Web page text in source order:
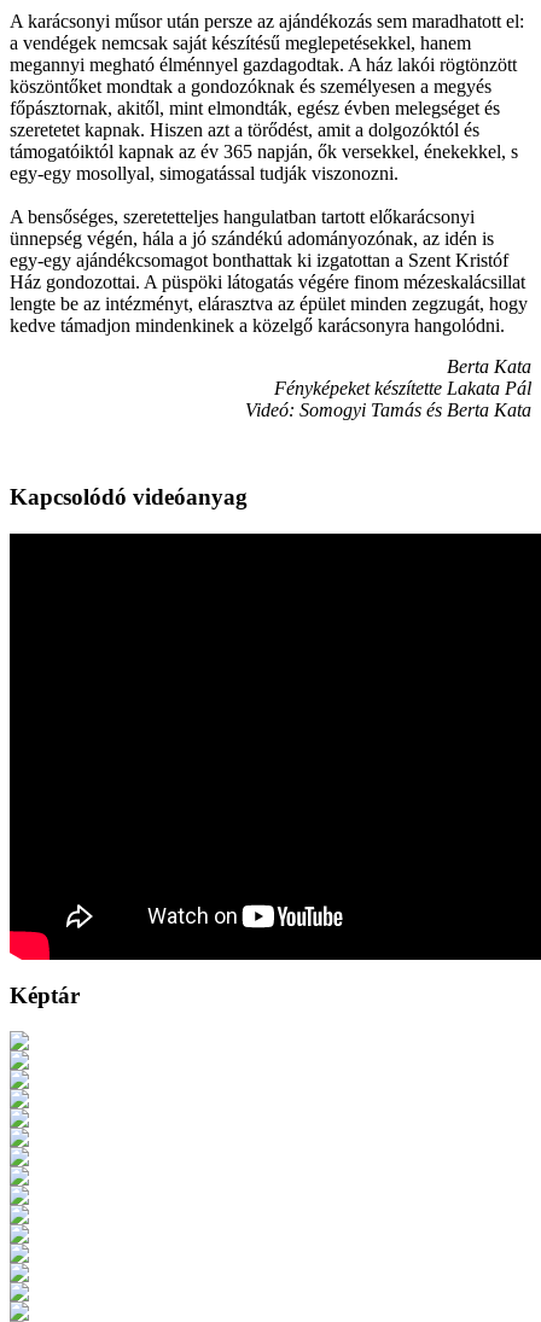
A karácsonyi műsor után persze az ajándékozás sem maradhatott el:
a vendégek nemcsak saját készítésű meglepetésekkel, hanem
megannyi megható élménnyel gazdagodtak. A ház lakói rögtönzött
köszöntőket mondtak a gondozóknak és személyesen a megyés
főpásztornak, akitől, mint elmondták, egész évben melegséget és
szeretetet kapnak. Hiszen azt a törődést, amit a dolgozóktól és
támogatóiktól kapnak az év 365 napján, ők versekkel, énekekkel, s
egy-egy mosollyal, simogatással tudják viszonozni.
A bensőséges, szeretetteljes hangulatban tartott előkarácsonyi
ünnepség végén, hála a jó szándékú adományozónak, az idén is
egy-egy ajándékcsomagot bonthattak ki izgatottan a Szent Kristóf
Ház gondozottai. A püspöki látogatás végére finom mézeskalácsillat
lengte be az intézményt, elárasztva az épület minden zegzugát, hogy
kedve támadjon mindenkinek a közelgő karácsonyra hangolódni.
Berta Kata
Fényképeket készítette Lakata Pál
Videó: Somogyi Tamás és Berta Kata
Kapcsolódó videóanyag
Képtár